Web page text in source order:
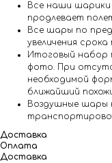
Все наши шарики
продлевает
Все шары по
увеличения
Итоговый набор
фото. При
необходимой
ближайший
Воздушные шары
Доставка
Оплата
Доставка